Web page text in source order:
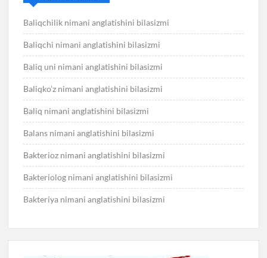
Baliqchilik nimani anglatishini bilasizmi
Baliqchi nimani anglatishini bilasizmi
Baliq uni nimani anglatishini bilasizmi
Baliqko’z nimani anglatishini bilasizmi
Baliq nimani anglatishini bilasizmi
Balans nimani anglatishini bilasizmi
Bakterioz nimani anglatishini bilasizmi
Bakteriolog nimani anglatishini bilasizmi
Bakteriya nimani anglatishini bilasizmi